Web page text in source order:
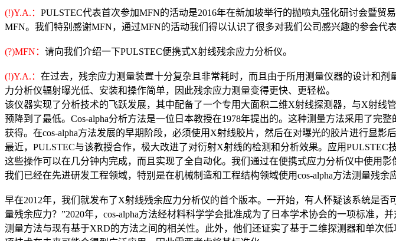
(!)Y.A.： PULSTEC代表首次参加MFN的活动是2016年在新加坡举行的抛喷丸强化研讨会暨
MFN。我们特别感谢MFN，通过MFN的活动我们得以认识了很多对我们公司感兴趣的参会代表
(?)MFN： 请向我们介绍一下PULSTEC便携式X射线残余应力分析仪。
(!)Y.A.： 在过去，残余应力测量装置十分复杂且非常耗时，而且由于所用测量仪器的设计和
力分析仪辐射曝光低、安装和操作简单，因此残余应力测量变得更快、更轻松。
该仪器实现了分析技术的飞跃发展，其中配备了一个专用大面积二维X射线探测器，与X射线
预降到了最低。Cos-alpha分析方法是一位日本教授在1978年提出的。这种测量方法采用了
获得。在cos-alpha方法发展的早期阶段，必须使用X射线胶片，然后在对曝光的胶片进行显影
最近，PULSTEC与该教授合作，极大改进了对衍射X射线的检测和分析效果。应用
这些操作可以在几分钟内完成，而且实现了全自动化。我们通过在便携式应力分析仪中使用
我们已经在先进研发工程领域，特别是在机械制造和工程结构领域使用cos-alpha方法测量残余
早在2012年，我们就发布了X射线残余应力分析仪的首个版本。一开始，有人怀疑该系统是
量残余应力？”2020年，cos-alpha方法经材料科学学会批准成为了日本学术协会的一项标准
测量方法与现有基于XRD的方法之间的相关性。此外，他们还证实了基于二维探测器和单次